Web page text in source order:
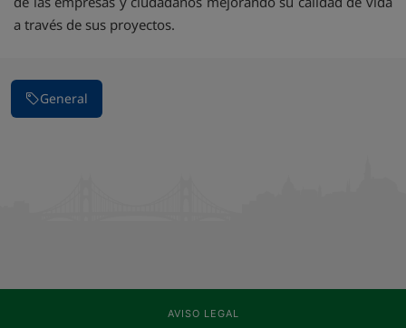
a través de sus proyectos.
General
AVISO LEGAL